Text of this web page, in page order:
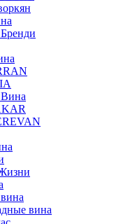
вина